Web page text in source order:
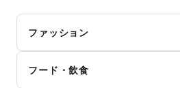
ファッション
レディースファッション
フード・飲食